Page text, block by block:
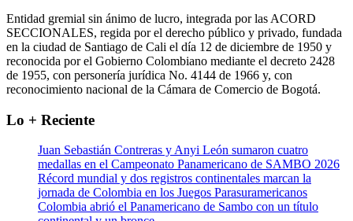
Entidad gremial sin ánimo de lucro, integrada por las ACORD
SECCIONALES, regida por el derecho público y privado, fundada
en la ciudad de Santiago de Cali el día 12 de diciembre de 1950 y
reconocida por el Gobierno Colombiano mediante el decreto 2428
de 1955, con personería jurídica No. 4144 de 1966 y, con
reconocimiento nacional de la Cámara de Comercio de Bogotá.
Lo + Reciente
Juan Sebastián Contreras y Anyi León sumaron cuatro
medallas en el Campeonato Panamericano de SAMBO 2026
Récord mundial y dos registros continentales marcan la
jornada de Colombia en los Juegos Parasuramericanos
Colombia abrió el Panamericano de Sambo con un título